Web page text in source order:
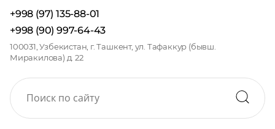
+998 (97) 135-88-01
+998 (90) 997-64-43
100031, Узбекистан, г. Ташкент, ул. Тафаккур (бывш.
Миракилова) д. 22